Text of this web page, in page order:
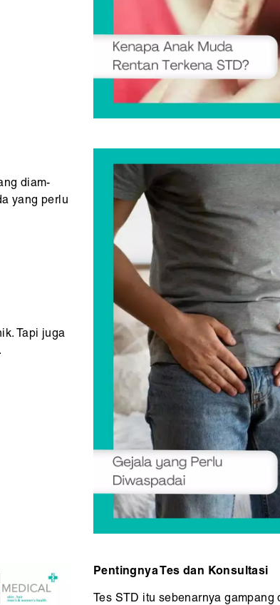
diam-
yang perlu
Tapi juga
Pentingnya Tes dan Konsultasi
Tes STD itu sebenarnya